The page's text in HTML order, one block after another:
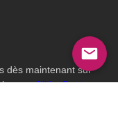
dès maintenant sur
la page Ultim Boat